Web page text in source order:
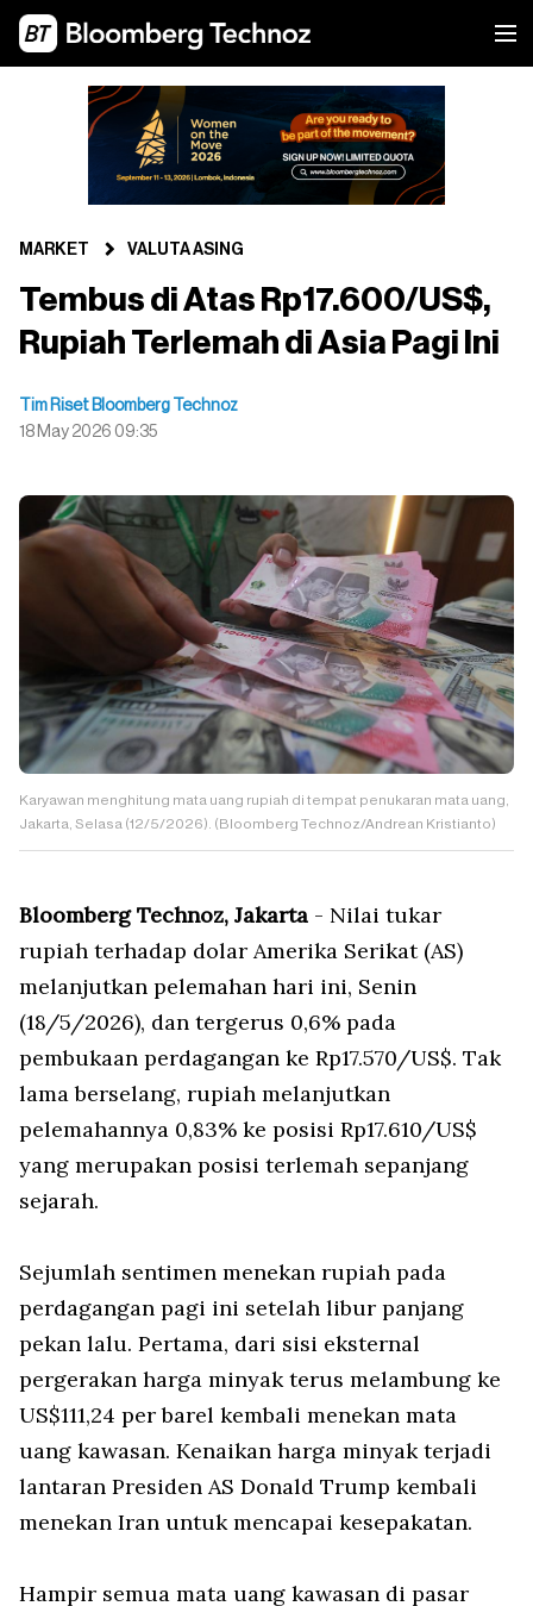
MARKET VALUTA ASING
Tembus di Atas Rp17.600/US$,
Rupiah Terlemah di Asia Pagi Ini
Tim Riset Bloomberg Technoz
18 May 2026 09:35
Karyawan menghitung mata uang rupiah di tempat penukaran mata uang,
Jakarta, Selasa (12/5/2026). (Bloomberg Technoz/Andrean Kristianto)
Bloomberg Technoz, Jakarta - Nilai tukar
rupiah terhadap dolar Amerika Serikat (AS)
melanjutkan pelemahan hari ini, Senin
(18/5/2026), dan tergerus 0,6% pada
pembukaan perdagangan ke Rp17.570/US$. Tak
lama berselang, rupiah melanjutkan
pelemahannya 0,83% ke posisi Rp17.610/US$
yang merupakan posisi terlemah sepanjang
sejarah.
Sejumlah sentimen menekan rupiah pada
perdagangan pagi ini setelah libur panjang
pekan lalu. Pertama, dari sisi eksternal
pergerakan harga minyak terus melambung ke
US$111,24 per barel kembali menekan mata
uang kawasan. Kenaikan harga minyak terjadi
lantaran Presiden AS Donald Trump kembali
menekan Iran untuk mencapai kesepakatan.
Hampir semua mata uang kawasan di pasar